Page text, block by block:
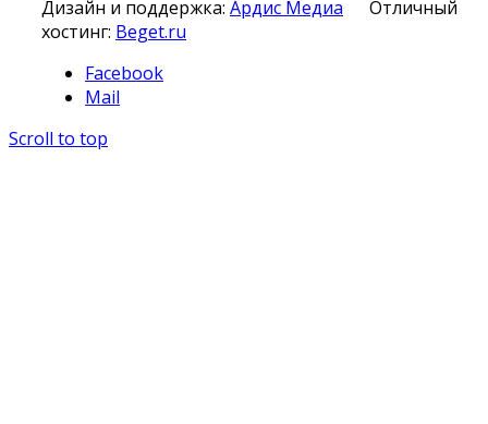
Дизайн и поддержка: Ардис Медиа
Отличный
хостинг: Beget.ru
Facebook
Mail
Scroll to top